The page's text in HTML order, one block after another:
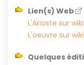
Lien(s) Web
L'Arioste sur
L'oeuvre sur
Quelques